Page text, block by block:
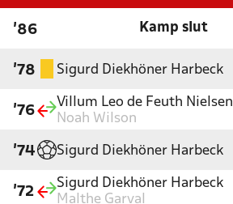
'86 Kamp slut
'78 Sigurd Diekhöner Harbeck
'76
Villum Leo de Feuth Nielsen
Noah Wilson
'74 Sigurd Diekhöner Harbeck
'72
Sigurd Diekhöner Harbeck
Malthe Garval